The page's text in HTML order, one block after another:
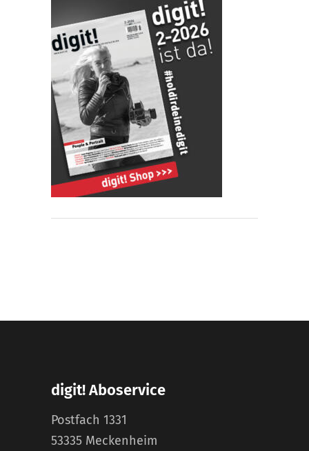
digit! Aboservice
Postfach 1331
53335 Meckenheim